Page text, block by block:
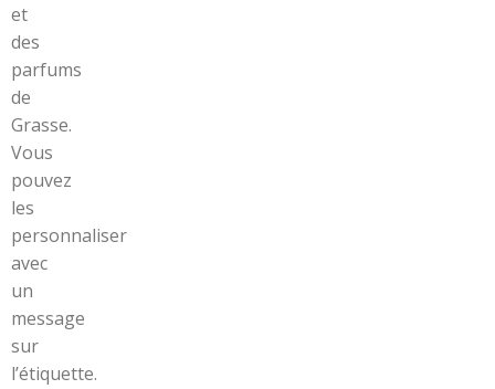
et
des
parfums
de
Grasse.
Vous
pouvez
les
personnaliser
avec
un
message
sur
l’étiquette.